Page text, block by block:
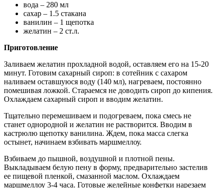
вода – 280 мл
сахар – 1.5 стакана
ванилин – 1 щепотка
желатин – 2 ст.л.
Приготовление
Заливаем желатин прохладной водой, оставляем его на 15-20
минут. Готовим сахарный сироп: в сотейник с сахаром
наливаем оставшуюся воду (140 мл), нагреваем, постоянно
помешивая ложкой. Стараемся не доводить сироп до кипения.
Охлаждаем сахарный сироп и вводим желатин.
Тщательно перемешиваем и подогреваем, пока смесь не
станет однородной и желатин не растворится. Вводим в
кастрюлю щепотку ванилина. Ждем, пока масса слегка
остынет, начинаем взбивать маршмеллоу.
Взбиваем до пышной, воздушной и плотной пены.
Выкладываем белую пену в форму, предварительно застелив
ее пищевой пленкой, смазанной маслом. Охлаждаем
маршмеллоу 3-4 часа. Готовые желейные конфетки нарезаем